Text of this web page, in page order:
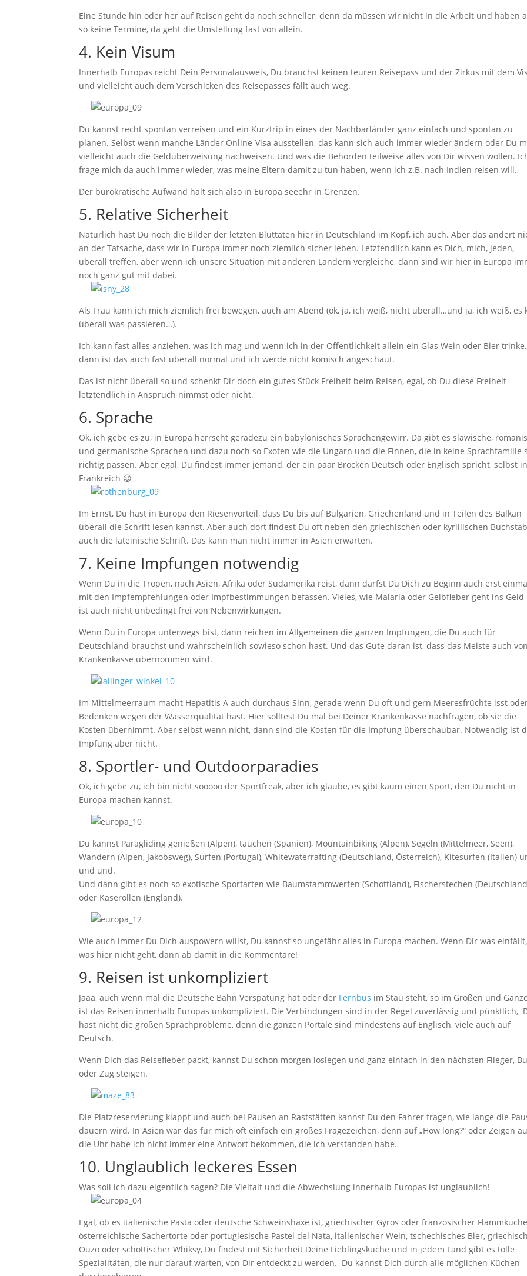
Eine Stunde hin oder her auf Reisen geht da noch schneller, denn da müssen wir nicht in die Arbeit und haben
so keine Termine, da geht die Umstellung fast von allein.
4. Kein Visum
Innerhalb Europas reicht Dein Personalausweis, Du brauchst keinen teuren Reisepass und der Zirkus mit dem
und vielleicht auch dem Verschicken des Reisepasses fällt auch weg.
Du kannst recht spontan verreisen und ein Kurztrip in eines der Nachbarländer ganz einfach und spontan zu
planen. Selbst wenn manche Länder Online-Visa ausstellen, das kann sich auch immer wieder ändern oder Du
vielleicht auch die Geldüberweisung nachweisen. Und was die Behörden teilweise alles von Dir wissen wollen.
frage mich da auch immer wieder, was meine Eltern damit zu tun haben, wenn ich z.B. nach Indien reisen will.
Der bürokratische Aufwand hält sich also in Europa seeehr in Grenzen.
5. Relative Sicherheit
Natürlich hast Du noch die Bilder der letzten Bluttaten hier in Deutschland im Kopf, ich auch. Aber das ändert
an der Tatsache, dass wir in Europa immer noch ziemlich sicher leben. Letztendlich kann es Dich, mich, jeden,
überall treffen, aber wenn ich unsere Situation mit anderen Ländern vergleiche, dann sind wir hier in Europa
noch ganz gut mit dabei.
Als Frau kann ich mich ziemlich frei bewegen, auch am Abend (ok, ja, ich weiß, nicht überall…und ja, ich weiß, es
überall was passieren…).
Ich kann fast alles anziehen, was ich mag und wenn ich in der Öffentlichkeit allein ein Glas Wein oder Bier trinke,
dann ist das auch fast überall normal und ich werde nicht komisch angeschaut.
Das ist nicht überall so und schenkt Dir doch ein gutes Stück Freiheit beim Reisen, egal, ob Du diese Freiheit
letztendlich in Anspruch nimmst oder nicht.
6. Sprache
Ok, ich gebe es zu, in Europa herrscht geradezu ein babylonisches Sprachengewirr. Da gibt es slawische,
und germanische Sprachen und dazu noch so Exoten wie die Ungarn und die Finnen, die in keine Sprachfamilie
richtig passen. Aber egal, Du findest immer jemand, der ein paar Brocken Deutsch oder Englisch spricht, selbst in
Frankreich 😉
Im Ernst, Du hast in Europa den Riesenvorteil, dass Du bis auf Bulgarien, Griechenland und in Teilen des Balkan
überall die Schrift lesen kannst. Aber auch dort findest Du oft neben den griechischen oder kyrillischen
auch die lateinische Schrift. Das kann man nicht immer in Asien erwarten.
7. Keine Impfungen notwendig
Wenn Du in die Tropen, nach Asien, Afrika oder Südamerika reist, dann darfst Du Dich zu Beginn auch erst
mit den Impfempfehlungen oder Impfbestimmungen befassen. Vieles, wie Malaria oder Gelbfieber geht ins Geld
ist auch nicht unbedingt frei von Nebenwirkungen.
Wenn Du in Europa unterwegs bist, dann reichen im Allgemeinen die ganzen Impfungen, die Du auch für
Deutschland brauchst und wahrscheinlich sowieso schon hast. Und das Gute daran ist, dass das Meiste auch
Krankenkasse übernommen wird.
Im Mittelmeerraum macht Hepatitis A auch durchaus Sinn, gerade wenn Du oft und gern Meeresfrüchte isst
Bedenken wegen der Wasserqualität hast. Hier solltest Du mal bei Deiner Krankenkasse nachfragen, ob sie die
Kosten übernimmt. Aber selbst wenn nicht, dann sind die Kosten für die Impfung überschaubar. Notwendig ist
Impfung aber nicht.
8. Sportler- und Outdoorparadies
Ok, ich gebe zu, ich bin nicht sooooo der Sportfreak, aber ich glaube, es gibt kaum einen Sport, den Du nicht in
Europa machen kannst.
Du kannst Paragliding genießen (Alpen), tauchen (Spanien), Mountainbiking (Alpen), Segeln (Mittelmeer, Seen),
Wandern (Alpen, Jakobsweg), Surfen (Portugal), Whitewaterrafting (Deutschland, Österreich), Kitesurfen (Italien)
und und.
Und dann gibt es noch so exotische Sportarten wie Baumstammwerfen (Schottland), Fischerstechen
oder Käserollen (England).
Wie auch immer Du Dich auspowern willst, Du kannst so ungefähr alles in Europa machen. Wenn Dir was einfällt,
was hier nicht geht, dann ab damit in die Kommentare!
9. Reisen ist unkompliziert
Jaaa, auch wenn mal die Deutsche Bahn Verspätung hat oder der Fernbus im Stau steht, so im Großen und
ist das Reisen innerhalb Europas unkompliziert. Die Verbindungen sind in der Regel zuverlässig und pünktlich,
hast nicht die großen Sprachprobleme, denn die ganzen Portale sind mindestens auf Englisch, viele auch auf
Deutsch.
Wenn Dich das Reisefieber packt, kannst Du schon morgen loslegen und ganz einfach in den nächsten Flieger,
oder Zug steigen.
Die Platzreservierung klappt und auch bei Pausen an Raststätten kannst Du den Fahrer fragen, wie lange die
dauern wird. In Asien war das für mich oft einfach ein großes Fragezeichen, denn auf „How long?“ oder Zeigen
die Uhr habe ich nicht immer eine Antwort bekommen, die ich verstanden habe.
10. Unglaublich leckeres Essen
Was soll ich dazu eigentlich sagen? Die Vielfalt und die Abwechslung innerhalb Europas ist unglaublich!
Egal, ob es italienische Pasta oder deutsche Schweinshaxe ist, griechischer Gyros oder französischer
österreichische Sachertorte oder portugiesische Pastel del Nata, italienischer Wein, tschechisches Bier,
Ouzo oder schottischer Whiksy, Du findest mit Sicherheit Deine Lieblingsküche und in jedem Land gibt es tolle
Spezialitäten, die nur darauf warten, von Dir entdeckt zu werden. Du kannst Dich durch alle möglichen Küchen